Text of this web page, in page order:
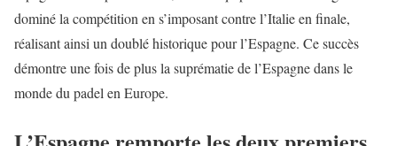
dominé la compétition en s’imposant contre l’Italie en finale,
réalisant ainsi un doublé historique pour l’Espagne. Ce succès
démontre une fois de plus la suprématie de l’Espagne dans le
monde du padel en Europe.